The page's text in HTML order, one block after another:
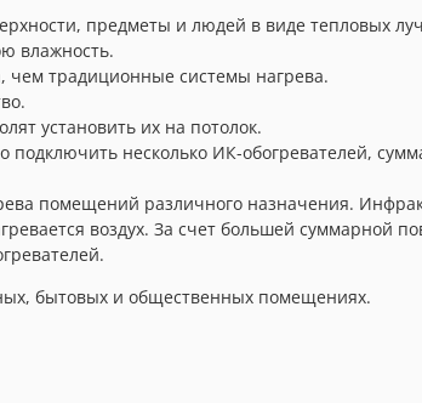
предметы и людей в виде тепловых
влажность.
чем традиционные системы нагрева.
установить их на потолок.
подключить несколько ИК-обогревателей,
помещений различного назначения.
воздух. За счет большей суммарной
бытовых и общественных помещениях.